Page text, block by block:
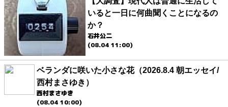
いると一日に何曲聞くことになるの
か？
石井公二
(08.04 11:00)
ベランダに咲いた小さな花（2026.8.4 朝エッセイ/
西村まさゆき）
西村まさゆき
(08.04 10:00)